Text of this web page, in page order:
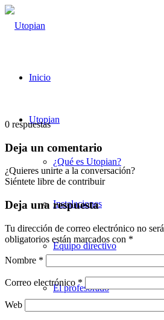
Inicio
Utopian
¿Qué es Utopian?
Instalaciones
Equipo directivo
El profesorado
0 respuestas
Deja un comentario
¿Quieres unirte a la conversación?
Siéntete libre de contribuir
Deja una respuesta
Tu dirección de correo electrónico no
obligatorios están marcados con *
Nombre *
Correo electrónico *
Web